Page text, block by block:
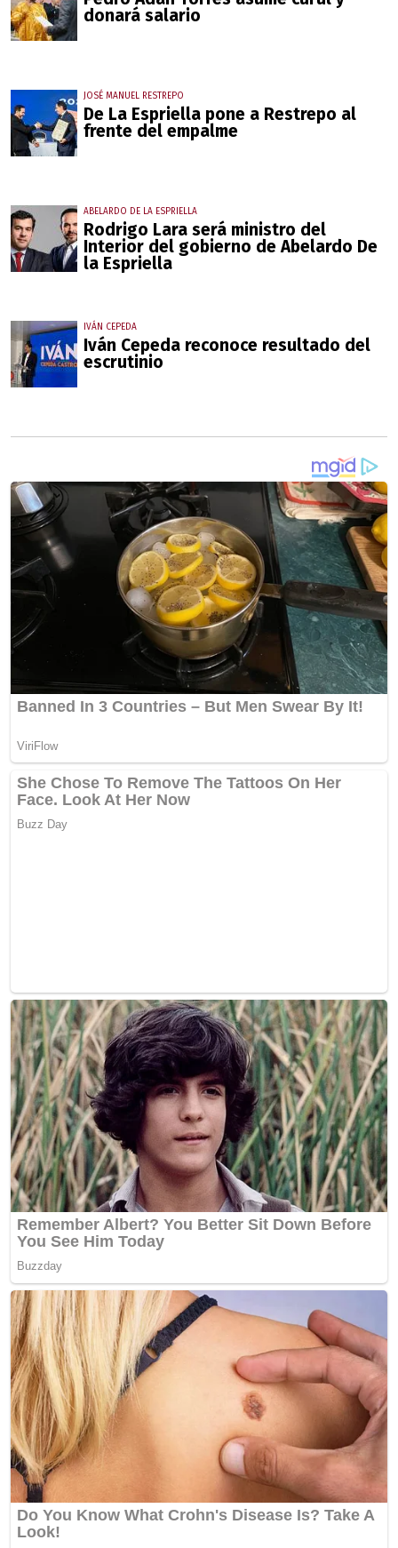
donará salario
JOSÉ MANUEL RESTREPO
De La Espriella pone a Restrepo al
frente del empalme
ABELARDO DE LA ESPRIELLA
Rodrigo Lara será ministro del
Interior del gobierno de Abelardo De
la Espriella
IVÁN CEPEDA
Iván Cepeda reconoce resultado del
escrutinio